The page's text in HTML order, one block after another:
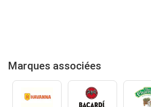
Marques associées